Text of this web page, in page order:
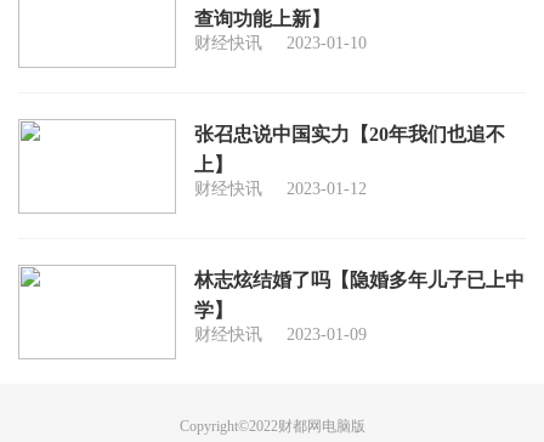
查询功能上新】
财经快讯 2023-01-10
张召忠说中国实力【20年我们也追不
上】
财经快讯 2023-01-12
林志炫结婚了吗【隐婚多年儿子已上中
学】
财经快讯 2023-01-09
Copyright©2022财都网 电脑版